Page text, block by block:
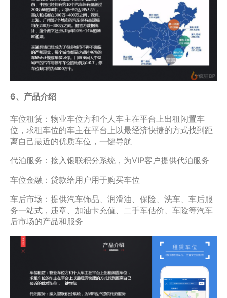
6、产品介绍
车位租赁：物业车位方和个人车主在平台上出租闲置车
位，求租车位的车主在平台上以最经济快捷的方式找到距
离自己最近的优质车位，一键导航
代泊服务：接入银联积分系统，为VIP客户提供代泊服务
车位金融：贷款给用户用于购买车位
车后市场：提供汽车饰品、润滑油、保险、洗车、车后服
务一站式，违章、加油卡充值、二手车估价、车险等汽车
后市场的产品和服务